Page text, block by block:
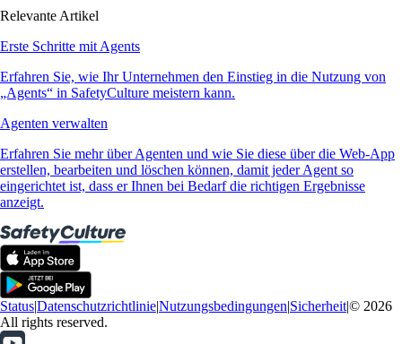
Relevante Artikel
Erste Schritte mit Agents
Erfahren Sie, wie Ihr Unternehmen den Einstieg in die Nutzung von
„Agents“ in SafetyCulture meistern kann.
Agenten verwalten
Erfahren Sie mehr über Agenten und wie Sie diese über die Web-App
erstellen, bearbeiten und löschen können, damit jeder Agent so
eingerichtet ist, dass er Ihnen bei Bedarf die richtigen Ergebnisse
anzeigt.
Status|Datenschutzrichtlinie|Nutzungsbedingungen|Sicherheit|© 2026
All rights reserved.